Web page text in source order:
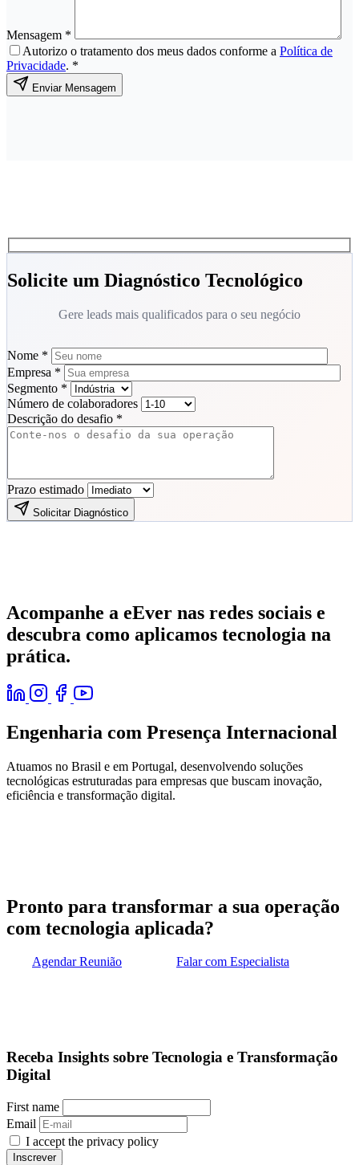
Mensagem *
Autorizo o tratamento dos meus dados conforme a Política de
Privacidade. *
Enviar Mensagem
Solicite um Diagnóstico Tecnológico
Gere leads mais qualificados para o seu negócio
Nome *
Empresa *
Segmento *
Número de colaboradores
Descrição do desafio *
Prazo estimado
Solicitar Diagnóstico
Acompanhe a eEver nas redes sociais e
descubra como aplicamos tecnologia na
prática.
Engenharia com Presença Internacional
Atuamos no Brasil e em Portugal, desenvolvendo soluções
tecnológicas estruturadas para empresas que buscam inovação,
eficiência e transformação digital.
Pronto para transformar a sua operação
com tecnologia aplicada?
Agendar Reunião Falar com Especialista
Receba Insights sobre Tecnologia e Transformação
Digital
First name
Email
I accept the privacy policy